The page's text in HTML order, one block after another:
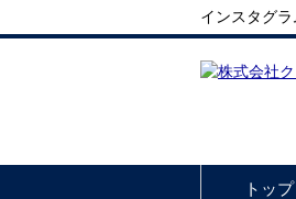
インスタグ
トップ